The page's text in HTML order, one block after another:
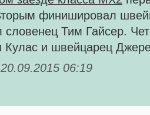
финишировал
словенец Тим Гайсер.
Кулас и швейцарец
06:19